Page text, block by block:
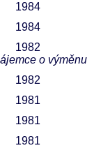
1984
1984
1982
o výměnu
1982
1981
1981
1981